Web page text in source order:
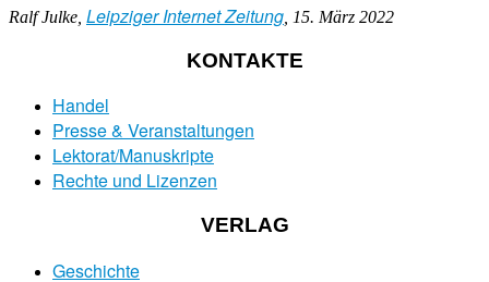
Ralf Julke, Leipziger Internet Zeitung , 15. März 2022
KONTAKTE
Handel
Presse & Veranstaltungen
Lektorat/Manuskripte
Rechte und Lizenzen
VERLAG
Geschichte